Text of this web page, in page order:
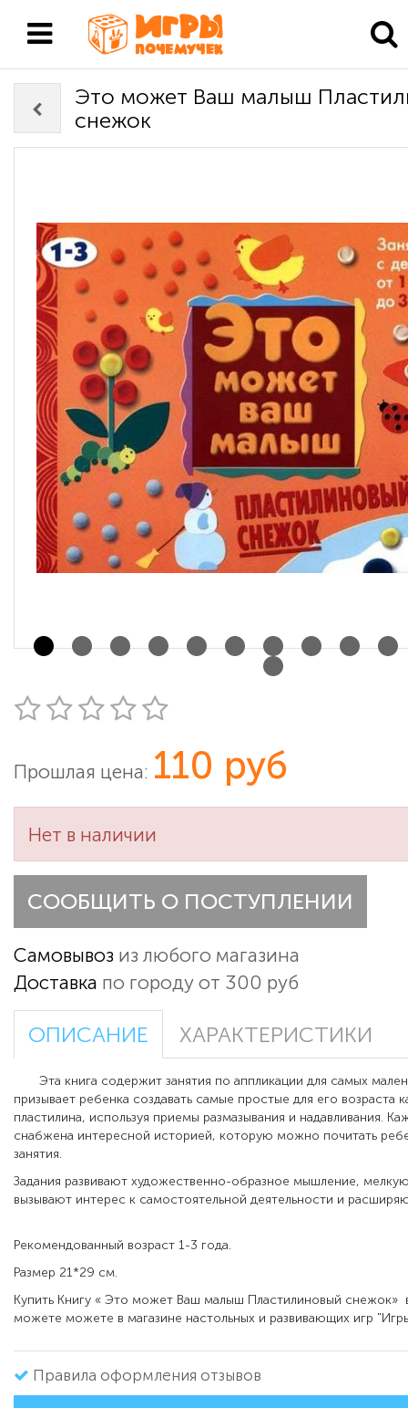
Это может Ваш малыш
снежок
Прошлая цена: 110 руб
Нет в наличии
СООБЩИТЬ О ПОСТУПЛЕНИИ
Самовывоз из любого магазина
Доставка по городу от 300 руб
ОПИСАНИЕ ХАРАКТЕРИСТИКИ
Эта книга содержит занятия по аппликации для самых
призывает ребенка создавать самые простые для его возраста
пластилина, используя приемы размазывания и надавливания.
снабжена интересной историей, которую можно почитать
занятия.
Задания развивают художественно-образное мышление,
вызывают интерес к самостоятельной деятельности и
Рекомендованный возраст 1-3 года.
Размер 21*29 см.
Купить Книгу « Это может Ваш малыш Пластилиновый снежок»
можете можете в магазине настольных и развивающих игр
Правила оформления отзывов